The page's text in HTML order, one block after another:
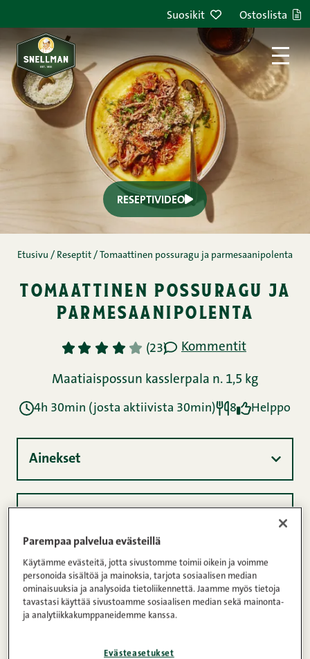
Suosikit Ostoslista
Parempaa palvelua evästeillä
Käytämme evästeitä, jotta sivustomme toimii oikein ja voimme
personoida sisältöä ja mainoksia, tarjota sosiaalisen median
ominaisuuksia ja analysoida tietoliikennettä. Jaamme myös tietoja
tavastasi käyttää sivustoamme sosiaalisen median sekä mainonta-
ja analytiikkakumppaneidemme kanssa.
Evästeasetukset